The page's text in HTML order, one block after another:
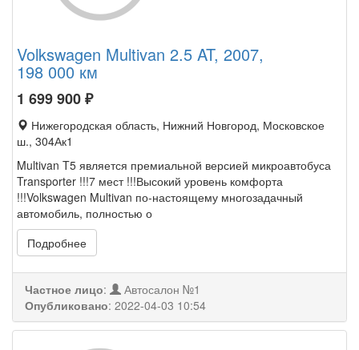
Volkswagen Multivan 2.5 AT, 2007,
198 000 км
1 699 900₽
Нижегородская область, Нижний Новгород, Московское
ш., 304Ак1
Multivan T5 является премиальной версией микроавтобуса
Transporter !!!7 мест !!!Высокий уровень комфорта
!!!Volkswagen Multivan по-настоящему многозадачный
автомобиль, полностью о
Подробнее
Частное лицо:
Автосалон №1
Опубликовано: 2022-04-03 10:54